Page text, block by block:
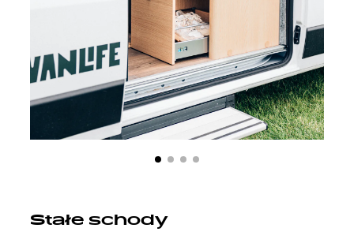
Stałe schody